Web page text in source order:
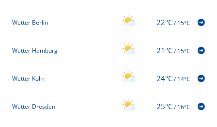
Wetter Berlin 22°C/15°C
Wetter Hamburg 21°C/15°C
Wetter Köln 24°C/14°C
Wetter Dresden 25°C/16°C